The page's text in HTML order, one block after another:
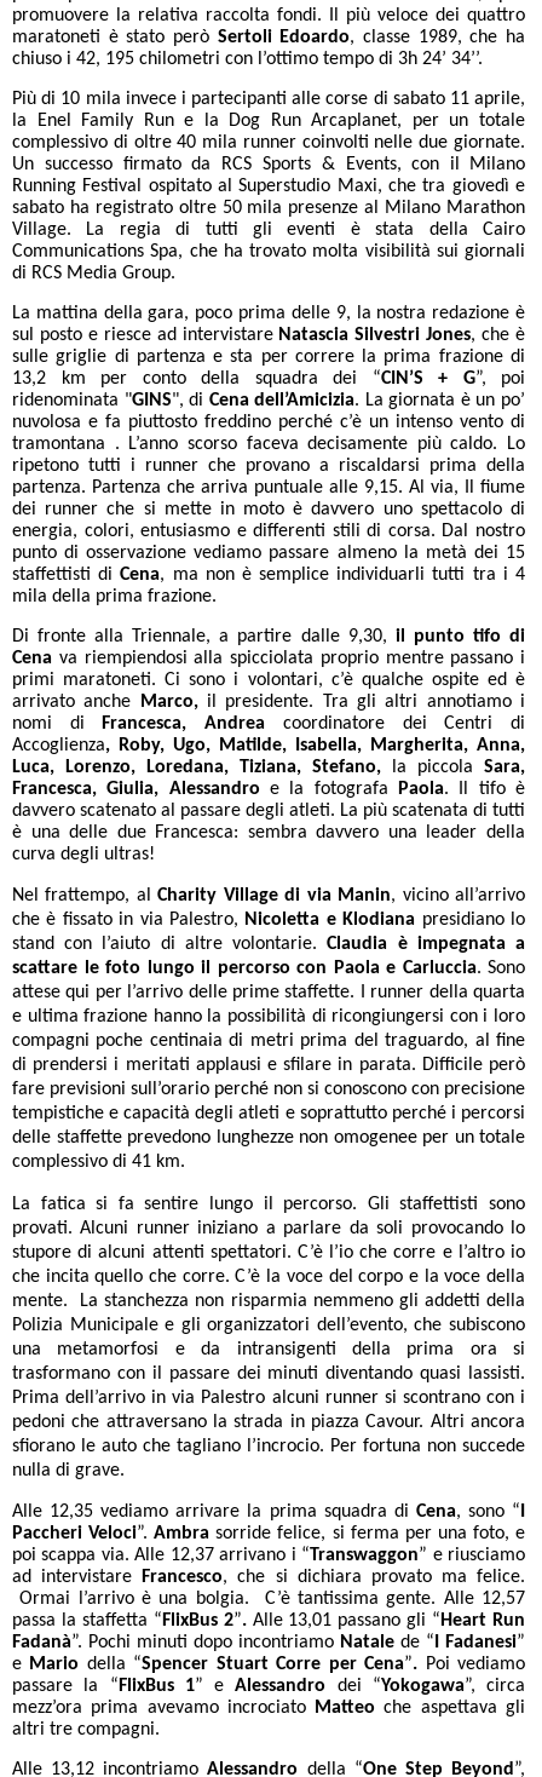
promuovere la relativa raccolta fondi. Il più veloce dei quattro
maratoneti è stato però Sertoli Edoardo, classe 1989, che ha
chiuso i 42, 195 chilometri con l’ottimo tempo di 3h 24’ 34’’.
Più di 10 mila invece i partecipanti alle corse di sabato 11 aprile,
la Enel Family Run e la Dog Run Arcaplanet, per un totale
complessivo di oltre 40 mila runner coinvolti nelle due giornate.
Un successo firmato da RCS Sports & Events, con il
Milano
Running Festival ospitato al Superstudio Maxi, che tra giovedì e
sabato ha registrato oltre 50 mila presenze al Milano Marathon
Village. La regia di tutti gli eventi è stata della Cairo
Communications Spa, che ha trovato molta visibilità sui giornali
di RCS Media Group.
La mattina della gara, poco prima delle 9, la nostra redazione è
sul posto e riesce ad intervistare Natascia Silvestri Jones, che è
sulle griglie di partenza e sta per correre la prima frazione di
13,2 km per conto della squadra dei “CIN’S + G”, poi
ridenominata "GINS", di Cena dell’Amicizia. La giornata è un po’
nuvolosa e fa piuttosto freddino perché c’è un intenso vento di
tramontana . L’anno scorso faceva decisamente più caldo. Lo
ripetono tutti i runner che provano a riscaldarsi prima della
partenza. Partenza che arriva puntuale alle 9,15. Al via, Il fiume
dei runner che si mette in moto è davvero uno spettacolo di
energia, colori, entusiasmo e differenti stili di corsa. Dal nostro
punto di osservazione vediamo passare almeno la metà dei 15
staffettisti diCena, ma non è semplice individuarli tutti tra i 4
mila della prima frazione.
Di fronte alla Triennale, a partire dalle 9,30, il punto tifo di
Cena va riempiendosi alla spicciolata proprio mentre passano i
primi maratoneti. Ci sono i volontari, c’è qualche ospite ed è
arrivato anche
Marco, il presidente. Tra gli altri annotiamo i
nomi di
Francesca, Andrea coordinatore dei Centri di
Accoglienza, Roby, Ugo, Matilde, Isabella, Margherita, Anna,
Luca, Lorenzo, Loredana, Tiziana, Stefano,
la piccola Sara,
Francesca, Giulia, Alessandro e la fotografa Paola. Il tifo è
davvero scatenato al passare degli atleti. La più scatenata di tutti
è una delle due Francesca: sembra davvero una leader della
curva degli ultras!
Nel frattempo, alCharity Village di via Manin, vicino all’arrivo
che è fissato in via Palestro, Nicoletta e Klodiana presidiano lo
stand con l’aiuto di altre volontarie.Claudia è impegnata a
scattare le foto lungo il percorso con Paola e Carluccia. Sono
attese qui per l’arrivo delle prime staffette. I runner della quarta
e ultima frazione hanno la possibilità di ricongiungersi con i loro
compagni poche centinaia di metri prima del traguardo, al fine
di prendersi i meritati applausi e sfilare in parata. Difficile però
fare previsioni sull’orario perché non si conoscono con precisione
tempistiche e capacità degli atleti e soprattutto perché i percorsi
delle staffette prevedono lunghezze non omogenee per un totale
complessivo di 41 km.
La fatica si fa sentire lungo il percorso. Gli staffettisti sono
provati. Alcuni runner iniziano a parlare da soli provocando lo
stupore di alcuni attenti spettatori. C’è l’io che corre e l’altro io
che incita quello che corre. C’è la voce del corpo e la voce della
mente. La stanchezza non risparmia nemmeno gli addetti della
Polizia Municipale e gli organizzatori dell’evento, che subiscono
una metamorfosi e da intransigenti della prima ora si
trasformano con il passare dei minuti diventando quasi lassisti.
Prima dell’arrivo in via Palestro alcuni runner si scontrano con i
pedoni che attraversano la strada in piazza Cavour. Altri ancora
sfiorano le auto che tagliano l’incrocio. Per fortuna non succede
nulla di grave.
Alle 12,35 vediamo arrivare la prima squadra di Cena, sono “
Paccheri Veloci”.Ambra sorride felice, si ferma per una foto, e
poi scappa via.Alle 12,37 arrivano i “Transwaggon” e riusciamo
ad intervistare
Francesco, che si dichiara provato ma felice.
Ormai l’arrivo è una bolgia. C’è tantissima gente. Alle 12,57
passa la staffetta “ FlixBus 2”. Alle 13,01 passano gli “ Heart Run
Fadanà”. Pochi minuti dopo incontriamo Natale de “ I Fadanesi”
e Mario della “Spencer Stuart Corre per Cena”. Poi vediamo
passare la “ FlixBus 1” eAlessandro dei “Yokogawa”, circa
mezz’ora prima avevamo incrociato Matteo che aspettava gli
altri tre compagni.
Alle 13,12 incontriamoAlessandro della “One Step Beyond ”,